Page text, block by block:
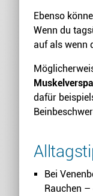
Ebenso
Wenn du
auf als wenn
dafür
Bei
Rauchen